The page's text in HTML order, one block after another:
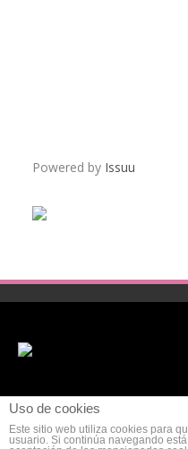
Powered by Issuu
Uso de cookies
Este sitio web utiliza cookies para
usuario. Si continúa navegando